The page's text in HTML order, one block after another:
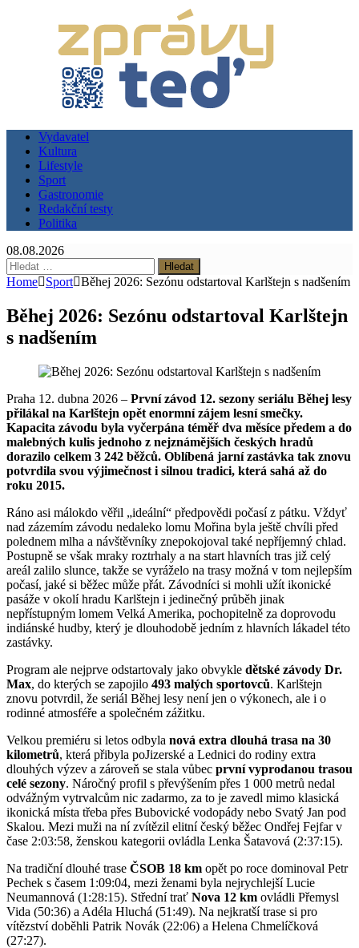
Vydavatel
Kultura
Lifestyle
Sport
Gastronomie
Redakční testy
Politika
08.08.2026
Vyhledávání
Home
Sport Běhej 2026: Sezónu odstartoval Karlštejn s nadšením
Běhej 2026: Sezónu odstartoval Karlštejn
s nadšením
Praha 12. dubna 2026 – První závod 12. sezony seriálu Běhej lesy
přilákal na Karlštejn opět enormní zájem lesní smečky.
Kapacita závodu byla vyčerpána téměř dva měsíce předem a do
malebných kulis jednoho z nejznámějších českých hradů
dorazilo celkem 3 242 běžců. Oblíbená jarní zastávka tak znovu
potvrdila svou výjimečnost i silnou tradici, která sahá až do
roku 2015.
Ráno asi málokdo věřil „ideální“ předpovědi počasí z pátku. Vždyť
nad zázemím závodu nedaleko lomu Mořina byla ještě chvíli před
polednem mlha a návštěvníky znepokojoval také nepříjemný chlad.
Postupně se však mraky roztrhaly a na start hlavních tras již celý
areál zalilo slunce, takže se vyráželo na trasy možná v tom nejlepším
počasí, jaké si běžec může přát. Závodníci si mohli užít ikonické
pasáže v okolí hradu Karlštejn i jedinečný průběh jinak
nepřístupným lomem Velká Amerika, pochopitelně za doprovodu
indiánské hudby, který je dlouhodobě jedním z hlavních lákadel této
zastávky.
Program ale nejprve odstartovaly jako obvykle dětské závody Dr.
Max, do kterých se zapojilo 493 malých sportovců. Karlštejn
znovu potvrdil, že seriál Běhej lesy není jen o výkonech, ale i o
rodinné atmosféře a společném zážitku.
Velkou premiéru si letos odbyla nová extra dlouhá trasa na 30
kilometrů, která přibyla poJizerské a Lednici do rodiny extra
dlouhých výzev a zároveň se stala vůbec první vyprodanou trasou
celé sezony. Náročný profil s převýšením přes 1 000 metrů nedal
odvážným vytrvalcům nic zadarmo, za to je zavedl mimo klasická
ikonická místa třeba přes Bubovické vodopády nebo Svatý Jan pod
Skalou. Mezi muži na ní zvítězil elitní český běžec Ondřej Fejfar v
čase 2:03:58, ženskou kategorii ovládla Lenka Šatavová (2:37:15).
Na tradiční dlouhé trase ČSOB 18 km opět po roce dominoval Petr
Pechek s časem 1:09:04, mezi ženami byla nejrychlejší Lucie
Neumannová (1:28:15). Střední trať Nova 12 km ovládli Přemysl
Vida (50:36) a Adéla Hluchá (51:49). Na nejkratší trase si pro
vítězství doběhli Patrik Novák (22:06) a Helena Chmelíčková
(27:27).